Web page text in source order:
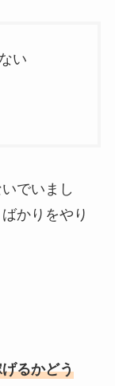
い
でいまし
かりをやり
るかどう